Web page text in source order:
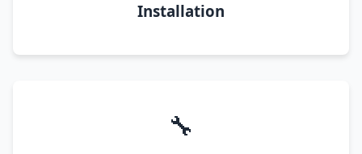
Installation
🔧